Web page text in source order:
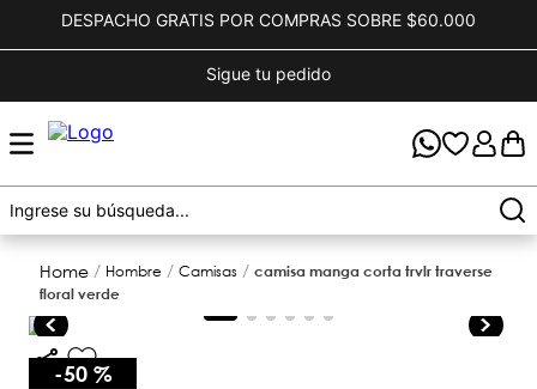
DESPACHO GRATIS POR COMPRAS SOBRE $60.000
Sigue tu pedido
hombre camisas
camisa manga corta trvlr traverse
floral verde
-50 %